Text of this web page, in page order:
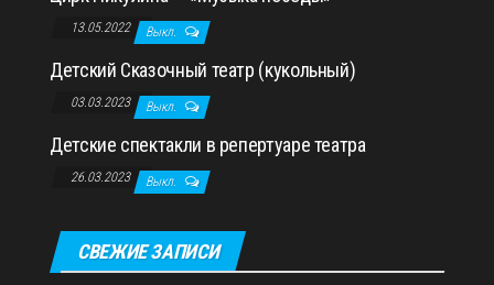
13.05.2022 Выкл.
Детский Сказочный театр (кукольный)
03.03.2023 Выкл.
Детские спектакли в репертуаре театра
26.03.2023 Выкл.
СВЕЖИЕ ЗАПИСИ